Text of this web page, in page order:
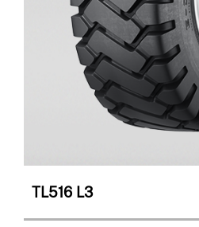
TL516 L3